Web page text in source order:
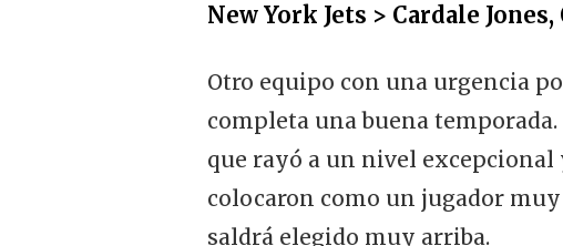
New York Jets > Cardale
Otro equipo con una urgencia
completa una buena
que rayó a un nivel excepcional
colocaron como un jugador
saldrá elegido muy arriba.